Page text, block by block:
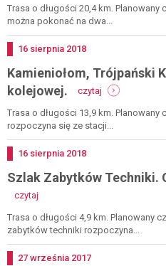
sposoby
zdobycia
i
do
stacji
kolejowej.
Trasa o długości 20,4 km.
można pokonać na dwa...
Dodano
16 sierpnia 2018
Kamieniołom, Trójpański
kolejowej.
czytaj
kamieniołom,
trójpański
kamień.
stacji
Trasa o długości 13,9 km.
rozpoczyna się ze stacji...
Dodano
16 sierpnia 2018
Szlak Zabytków Techniki.
czytaj
zabytków
techniki.
i
Trasa o długości 4,9 km. Planowany
zabytków techniki rozpoczyna...
Dodano
27 września 2017